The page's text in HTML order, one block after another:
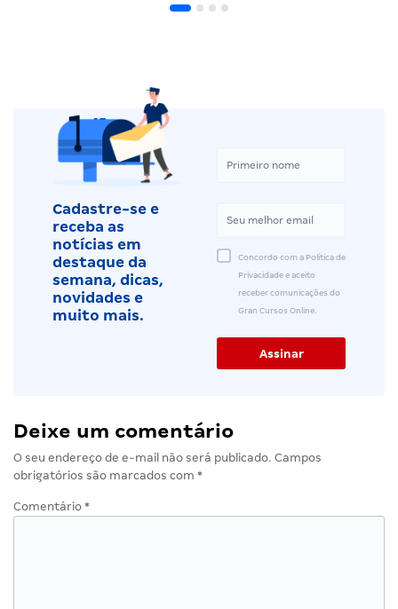
Cadastre-se e
receba as
notícias em
destaque da
semana, dicas,
novidades e
muito mais.
Concordo com a Política de
Privacidade e aceito
receber comunicações do
Gran Cursos Online.
Deixe um comentário
O seu endereço de e-mail não será publicado. Campos
obrigatórios são marcados com *
Comentário *